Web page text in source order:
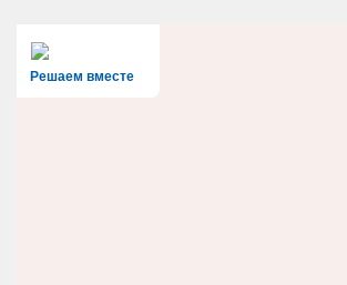
Решаем вместе